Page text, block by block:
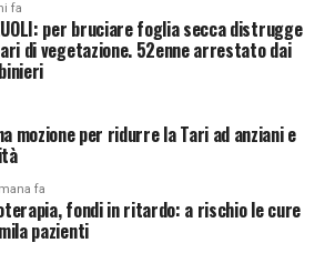
fa
per bruciare foglia secca distrugge
di vegetazione. 52enne arrestato dai
mozione per ridurre la Tari ad anziani e
fa
fondi in ritardo: a rischio le cure
pazienti